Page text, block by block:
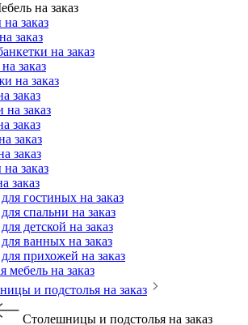
на заказ
заказ
заказ
на заказ
заказ
на заказ
заказ
на заказ
заказ
заказ
заказ
заказ
заказ
гостиных на заказ
спальни на заказ
детской на заказ
ванных на заказ
прихожей на заказ
мебель на заказ
и подстолья на заказ
Столешницы и подстолья на заказ